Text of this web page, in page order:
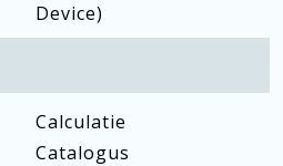
Device)
Calculatie
Catalogus